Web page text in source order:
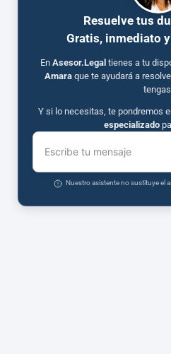
Resuelve tus
Gratis, inmediato
En Asesor.Legal tienes a tu
Amaraque te ayudará a
Y si lo necesitas, te pondremos
especializado
Escribe tu mensaje
Nuestro asistente no sustituye el